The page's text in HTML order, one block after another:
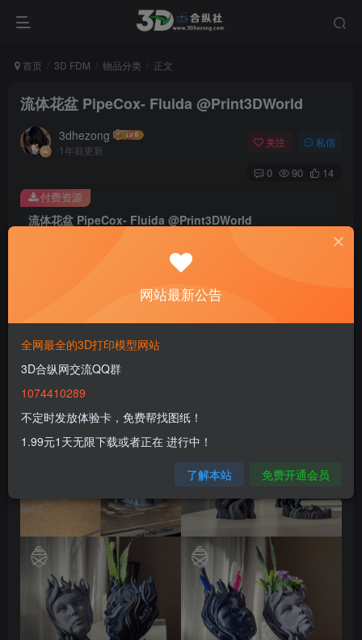
首页 3D FDM 物品分类 正文
流体花盆 PipeCox- Fluida @Print3DWorld
3dhezong
1年前更新
关注 私信
0 90 14
流体花盆 PipeCox- Fluida @Print3DWorld
100
免费
付费资源
网站最新公告
全网最全的3D打印模型网站
3D合纵网交流QQ群
1074410289
不定时发放体验卡，免费帮找图纸！
1.99元1天无限下载或者正在 进行中！
了解本站 免费开通会员